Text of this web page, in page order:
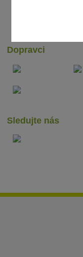
Dopravci
Sledujte nás